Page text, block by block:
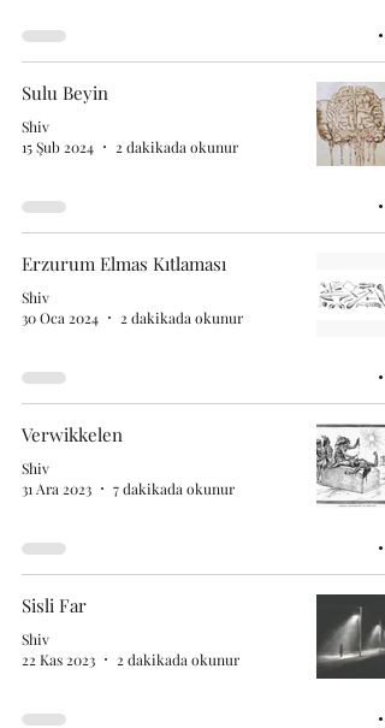
Sulu Beyin
Shiv
15 Şub 2024
2 dakikada okunur
Erzurum Elmas Kıtlaması
Shiv
30 Oca 2024
2 dakikada okunur
Verwikkelen
Shiv
31 Ara 2023
7 dakikada okunur
Sisli Far
Shiv
22 Kas 2023
2 dakikada okunur